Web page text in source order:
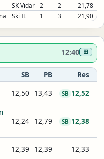
SK Vidar 2 2
21,78
Ski IL 1 3 21,90
12:40 ⊞
SB PB Res
12,50 13,43 12,52
SB
12,24 12,79 12,38
SB
12,39 12,39 12,33